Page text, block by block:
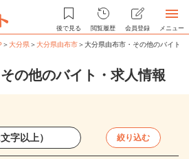
後で見る 閲覧履歴 会員登録 メニュー
＞大分県＞大分県由布市＞大分県由布市・その他のバイト
の他のバイト・求人情報
絞り込む